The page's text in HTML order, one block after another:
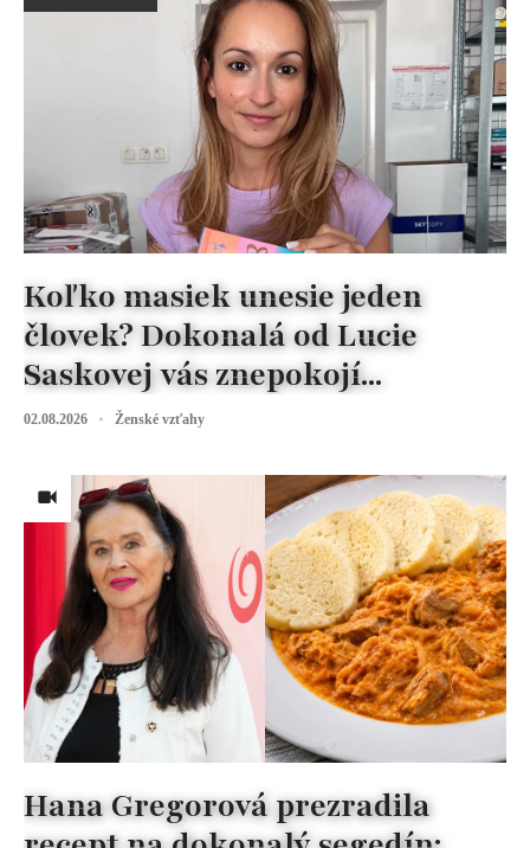
Koľko masiek unesie jeden
človek? Dokonalá od Lucie
Saskovej vás znepokojí...
02.08.2026 Ženské vzťahy
Hana Gregorová prezradila